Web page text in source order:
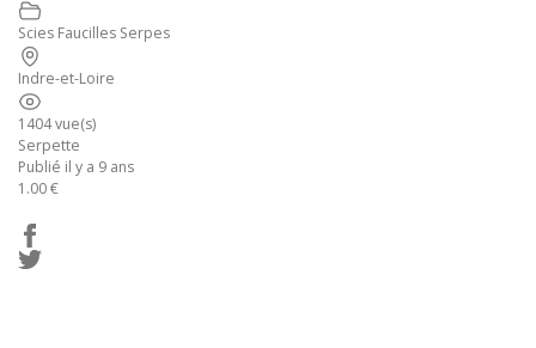
Scies Faucilles Serpes
Indre-et-Loire
1404 vue(s)
Serpette
Publié il y a 9 ans
1.00 €